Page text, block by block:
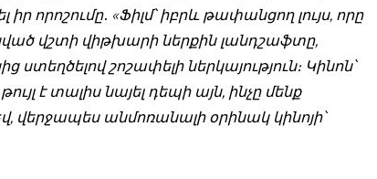
որոշումը․ «Ֆիլմ՝ իբրև թափանցող լույս, որը
վշտի վիթխարի ներքին լանդշաֆտը,
ստեղծելով շոշափելի ներկայություն։ Կինոն՝
է տալիս նայել դեպի այն, ինչը մենք
վերջապես անմոռանալի օրինակ կինոյի՝